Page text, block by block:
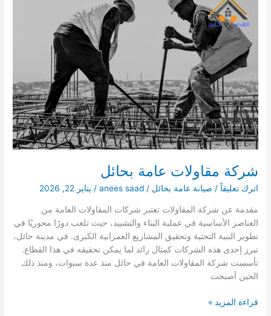
شركة مقاولات عامة بحائل
اترك تعليقاً / صيانة عامة بحائل /
anees saad
/ يناير 22, 2026
مقدمة عن شركة المقاولات تعتبر شركات المقاولات العامة من
العناصر الأساسية في عملية البناء والتشييد، حيث تلعب دورًا محوريًا في
تطوير البنية التحتية وتحقيق المشاريع العمرانية الكبرى. في مدينة حائل،
تبرز إحدى هذه الشركات كمثال رائد لما يمكن تحقيقه في هذا القطاع.
تأسست شركة المقاولات العامة في حائل منذ عدة سنوات، ومنذ ذلك
الحين أصبحت
شركة
قراءة المزيد »